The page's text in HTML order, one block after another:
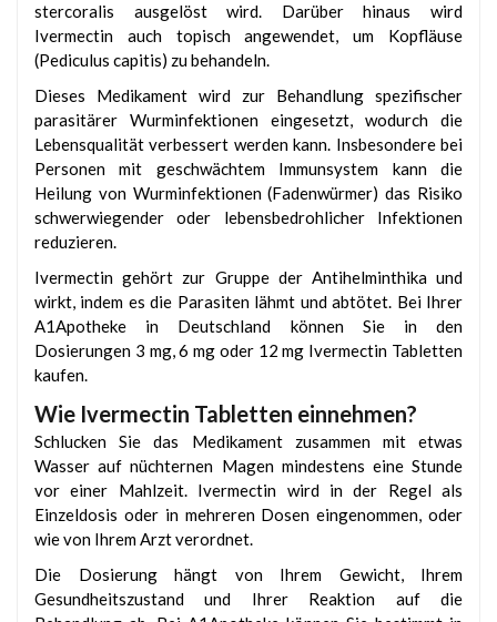
stercoralis ausgelöst wird. Darüber hinaus wird
Ivermectin auch topisch angewendet, um Kopfläuse
(Pediculus capitis) zu behandeln.
Dieses Medikament wird zur Behandlung spezifischer
parasitärer Wurminfektionen eingesetzt, wodurch die
Lebensqualität verbessert werden kann. Insbesondere bei
Personen mit geschwächtem Immunsystem kann die
Heilung von Wurminfektionen (Fadenwürmer) das Risiko
schwerwiegender oder lebensbedrohlicher Infektionen
reduzieren.
Ivermectin gehört zur Gruppe der Antihelminthika und
wirkt, indem es die Parasiten lähmt und abtötet. Bei Ihrer
A1Apotheke in Deutschland können Sie in den
Dosierungen 3 mg, 6 mg oder 12 mg Ivermectin Tabletten
kaufen.
Wie Ivermectin Tabletten einnehmen?
Schlucken Sie das Medikament zusammen mit etwas
Wasser auf nüchternen Magen mindestens eine Stunde
vor einer Mahlzeit. Ivermectin wird in der Regel als
Einzeldosis oder in mehreren Dosen eingenommen, oder
wie von Ihrem Arzt verordnet.
Die Dosierung hängt von Ihrem Gewicht, Ihrem
Gesundheitszustand und Ihrer Reaktion auf die